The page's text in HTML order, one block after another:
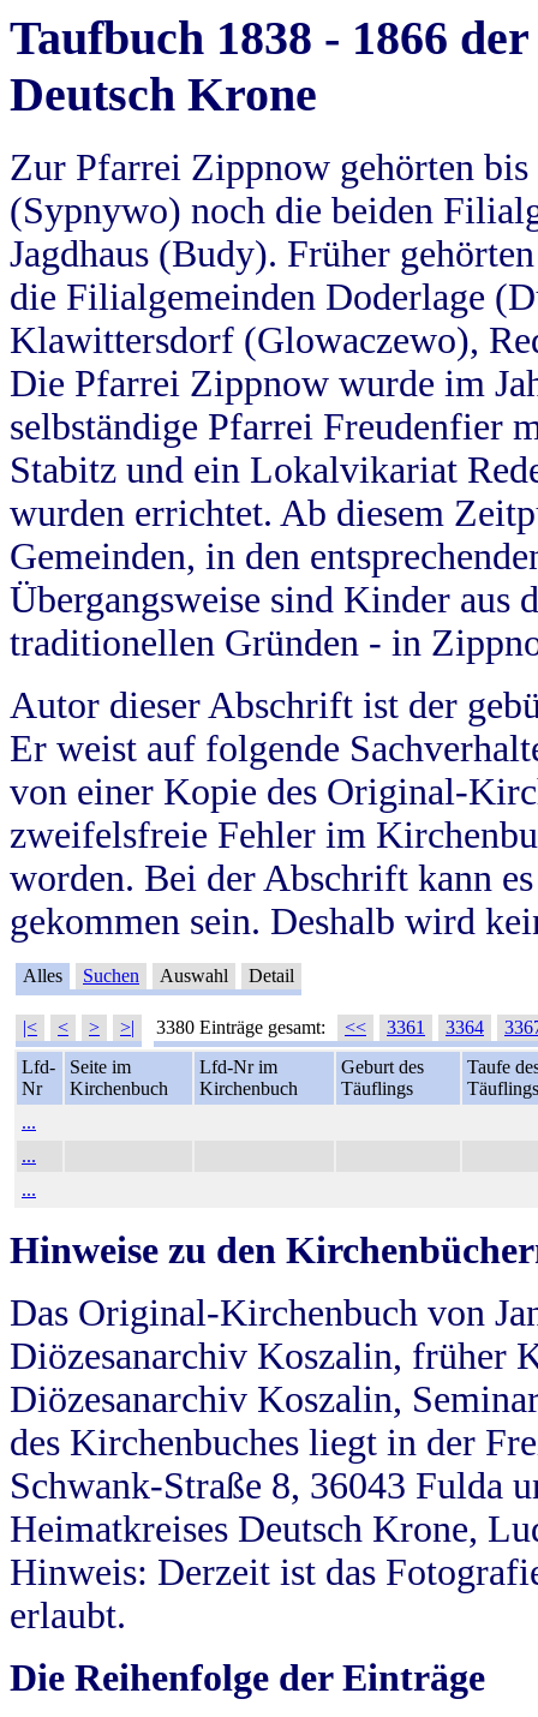
Taufbuch 1838 - 1866
Deutsch Krone
Zur Pfarrei Zippnow gehörten
(Sypnywo) noch die beiden
Jagdhaus (Budy). Früher
die Filialgemeinden Doderlage
Klawittersdorf (Glowaczewo),
Die Pfarrei Zippnow wurde im
selbständige Pfarrei Freudenfier
Stabitz und ein Lokalvikariat
wurden errichtet. Ab diesem
Gemeinden, in den
Übergangsweise sind Kinder aus
traditionellen Gründen - in
Autor dieser Abschrift ist der
Er weist auf folgende
von einer Kopie des Original-
zweifelsfreie Fehler im
worden. Bei der Abschrift kann
gekommen sein. Deshalb wird
Alles Suchen Auswahl Detail
|< < > >| 3380 Einträge gesamt: << 3361 3364
Lfd-
Nr
Seite im
Kirchenbuch
Lfd-Nr im
Kirchenbuch
Geburt des
Täuflings
Taufe
Täuflings
...
...
...
Hinweise zu den
Das Original-Kirchenbuch von
Diözesanarchiv Koszalin, früher
Diözesanarchiv Koszalin,
des Kirchenbuches liegt in der
Schwank-Straße 8, 36043 Fulda
Heimatkreises Deutsch Krone,
Hinweis: Derzeit ist das
erlaubt.
Die Reihenfolge der Einträge